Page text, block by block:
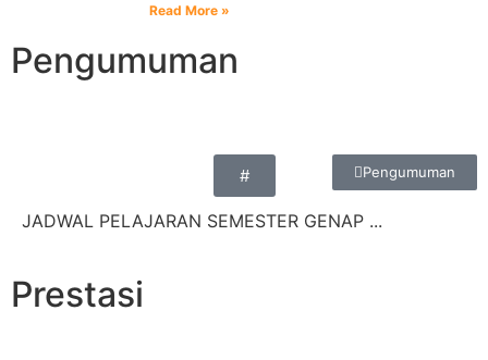
Read More »
Pengumuman
Pengumuman
#
JADWAL PELAJARAN SEMESTER GENAP ...
Prestasi